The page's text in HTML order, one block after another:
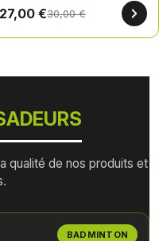
27,00 €30,00 €
qualité de nos produits et
BADMINTON